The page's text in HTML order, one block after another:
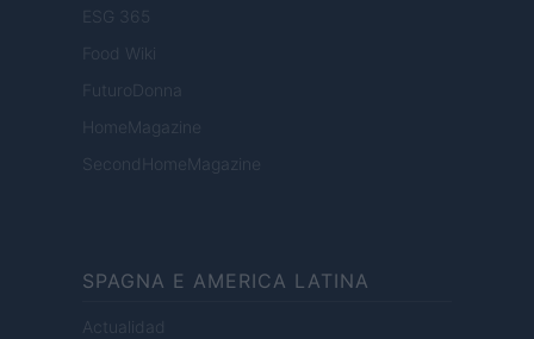
ESG 365
Food Wiki
FuturoDonna
HomeMagazine
SecondHomeMagazine
SPAGNA E AMERICA LATINA
Actualidad